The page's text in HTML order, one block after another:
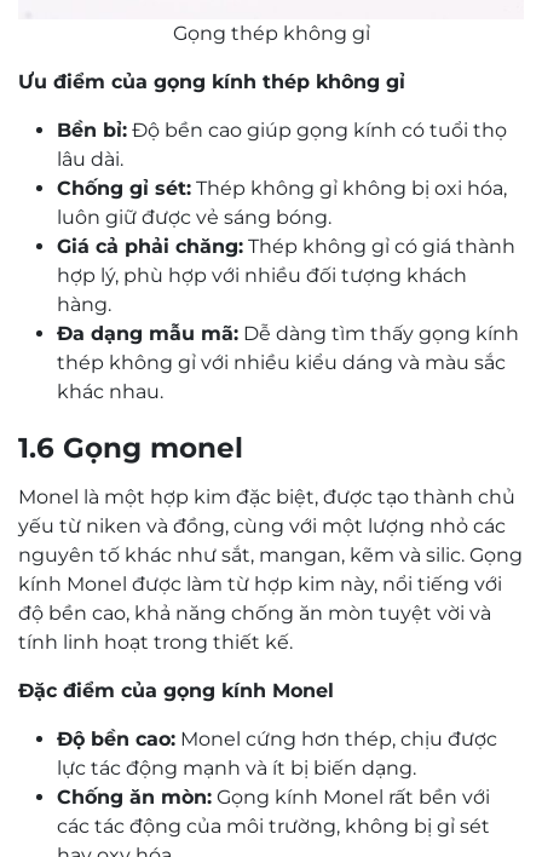
Gọng thép không gỉ
Ưu điểm của gọng kính thép không gỉ
Bền bỉ: Độ bền cao giúp gọng kính có tuổi thọ
lâu dài.
Chống gỉ sét: Thép không gỉ không bị oxi hóa,
luôn giữ được vẻ sáng bóng.
Giá cả phải chăng: Thép không gỉ có giá thành
hợp lý, phù hợp với nhiều đối tượng khách
hàng.
Đa dạng mẫu mã: Dễ dàng tìm thấy gọng kính
thép không gỉ với nhiều kiểu dáng và màu sắc
khác nhau.
1.6 Gọng monel
Monel là một hợp kim đặc biệt, được tạo thành chủ
yếu từ niken và đồng, cùng với một lượng nhỏ các
nguyên tố khác như sắt, mangan, kẽm và silic. Gọng
kính Monel được làm từ hợp kim này, nổi tiếng với
độ bền cao, khả năng chống ăn mòn tuyệt vời và
tính linh hoạt trong thiết kế.
Đặc điểm của gọng kính Monel
Độ bền cao: Monel cứng hơn thép, chịu được
lực tác động mạnh và ít bị biến dạng.
Chống ăn mòn: Gọng kính Monel rất bền với
các tác động của môi trường, không bị gỉ sét